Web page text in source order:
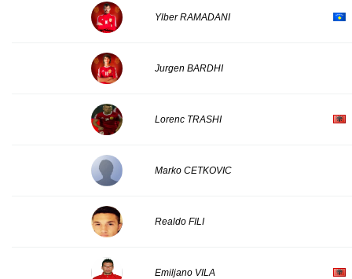
Ylber RAMADANI
Jurgen BARDHI
Lorenc TRASHI
Marko CETKOVIC
Realdo FILI
Emiljano VILA